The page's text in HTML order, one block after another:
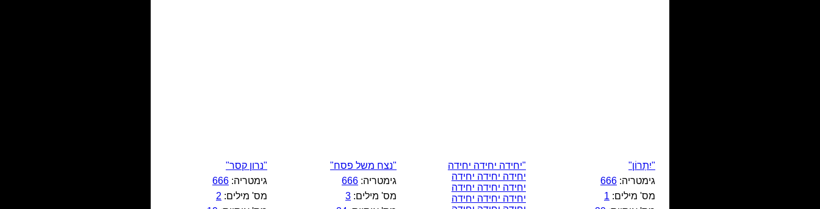
"יִתְרוֹן"
גימטריה: 666
מס' מילים: 1
"יחידה יחידה יחידה
יחידה יחידה יחידה
יחידה יחידה יחידה
יחידה יחידה יחידה
"נצח משל פסח"
גימטריה: 666
מס' מילים: 3
"נרון קסר"
גימטריה: 666
מס' מילים: 2